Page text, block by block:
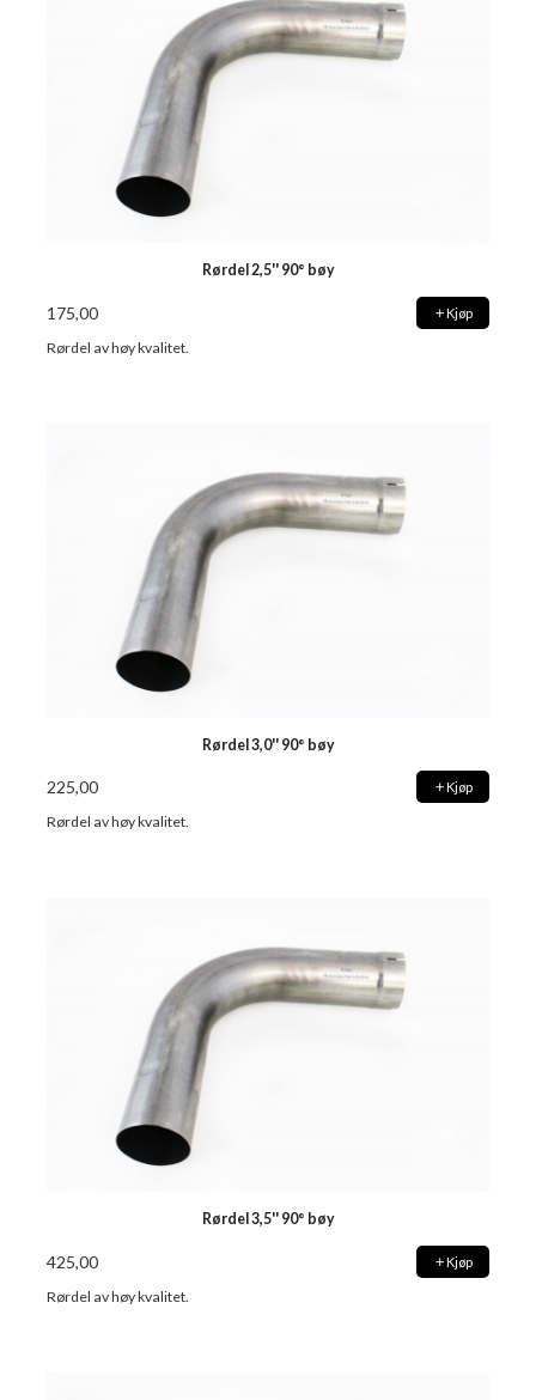
Rørdel 2,5'' 90° bøy
175,00 Kjøp
Rørdel av høy kvalitet.
Rørdel 3,0'' 90° bøy
225,00 Kjøp
Rørdel av høy kvalitet.
Rørdel 3,5'' 90° bøy
425,00 Kjøp
Rørdel av høy kvalitet.